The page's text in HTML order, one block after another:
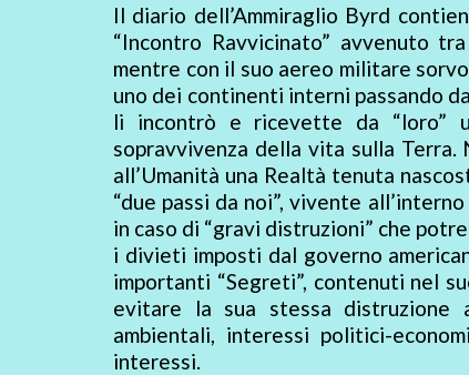
Il diario dell’Ammiraglio Byrd
“Incontro Ravvicinato” avvenuto
mentre con il suo aereo militare
uno dei continenti interni passando
li incontrò e ricevette da “loro”
sopravvivenza della vita sulla Terra.
all’Umanità una Realtà tenuta
“due passi da noi”, vivente
in caso di “gravi distruzioni” che
i divieti imposti dal governo
importanti “Segreti”, contenuti nel
evitare la sua stessa distruzione
ambientali, interessi politici-
interessi.